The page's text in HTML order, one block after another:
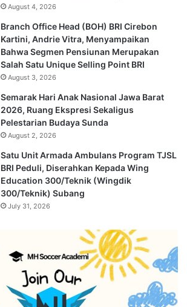
August 4, 2026
Branch Office Head (BOH) BRI Cirebon
Kartini, Andrie Vitra, Menyampaikan
Bahwa Segmen Pensiunan Merupakan
Salah Satu Unique Selling Point BRI
August 3, 2026
Semarak Hari Anak Nasional Jawa Barat
2026, Ruang Ekspresi Sekaligus
Pelestarian Budaya Sunda
August 2, 2026
Satu Unit Armada Ambulans Program TJSL
BRI Peduli, Diserahkan Kepada Wing
Education 300/Teknik (Wingdik
300/Teknik) Subang
July 31, 2026